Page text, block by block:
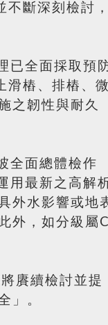
斷深刻檢討，
已全面採取預
滑樁、排樁、微
之韌性與耐久
全面總體檢作
用最新之高解
外水影響或地
外，如分級屬C
賡續檢討並提
」。